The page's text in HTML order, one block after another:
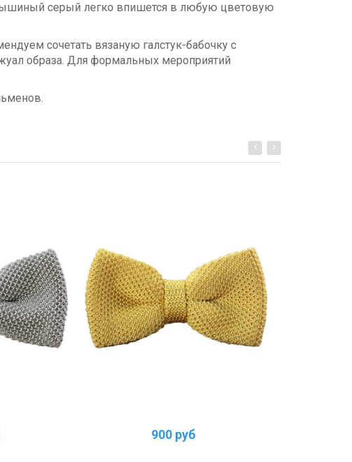
серый легко впишется в любую цветовую
сочетать вязаную галстук-бабочку с
образа. Для формальных мероприятий
900 руб